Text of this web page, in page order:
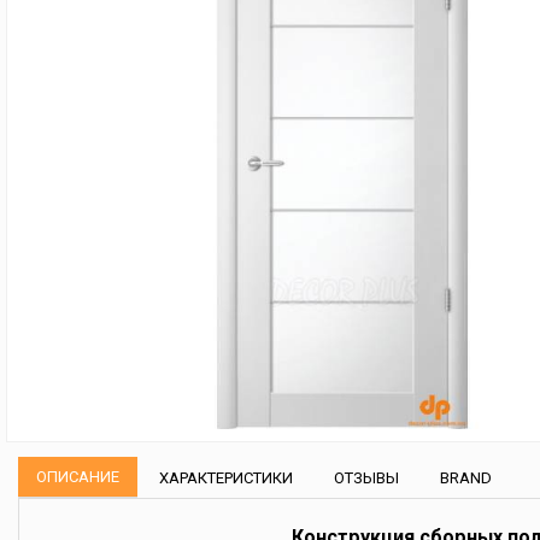
ОПИСАНИЕ ХАРАКТЕРИСТИКИ ОТЗЫВЫ BRAND